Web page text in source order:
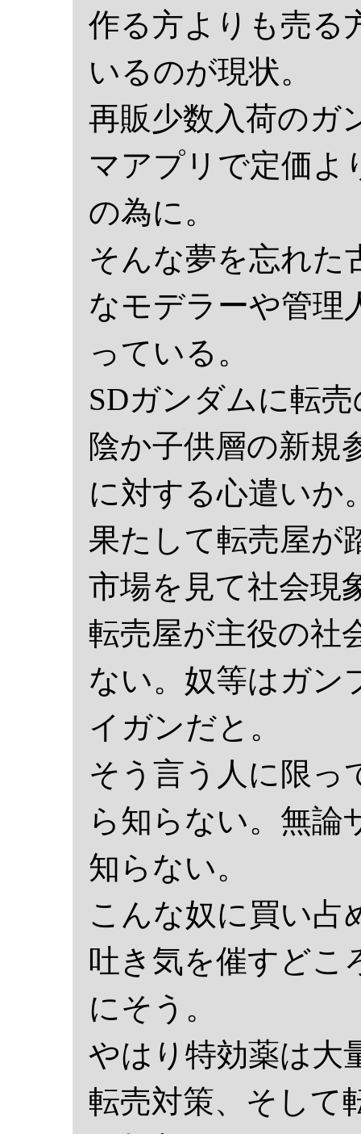
作る方よりも売る
いるのが現状。
再販少数入荷のガ
マアプリで定価よ
の為に。
そんな夢を忘れた
なモデラーや管理
っている。
SDガンダムに転
陰か子供層の新規
に対する心遣いか
果たして転売屋が
市場を見て社会現
転売屋が主役の社
ない。奴等はガン
イガンだと。
そう言う人に限っ
ら知らない。無論
知らない。
こんな奴に買い占
吐き気を催すどこ
にそう。
やはり特効薬は大
転売対策、そして